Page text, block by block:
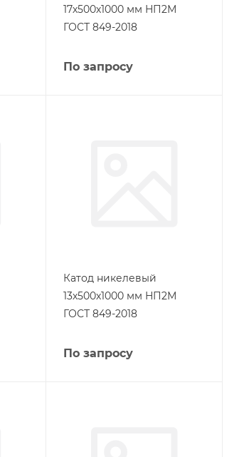
17х500х1000 мм НП2М
ГОСТ 849-2018
По запросу
Катод никелевый
13х500х1000 мм НП2М
ГОСТ 849-2018
По запросу